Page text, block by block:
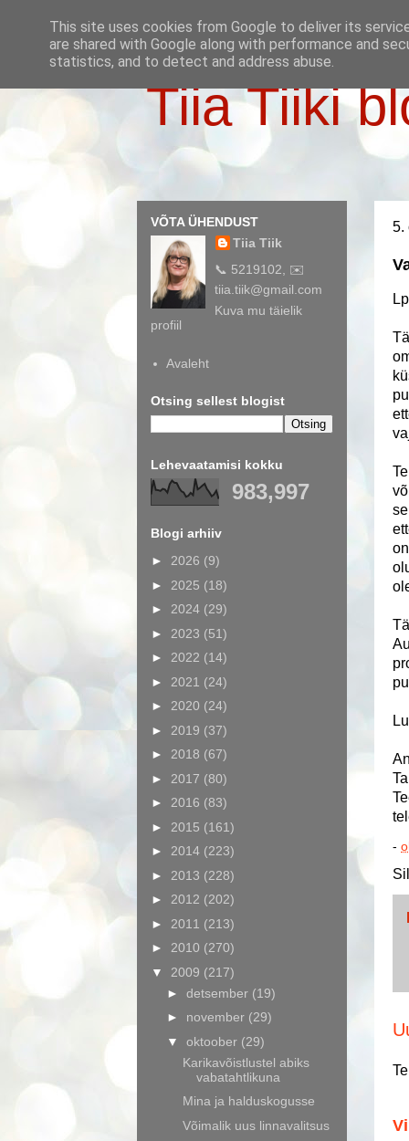
Tiia Tiiki
5.
-
VÕTA ÜHENDUST
Tiia Tiik
📞 5219102, ✉️
tiia.tiik@gmail.com
Kuva mu täielik
profiil
Avaleht
Otsing sellest blogist
Lehevaatamisi kokku
983,997
Blogi arhiiv
► 2026 (9)
► 2025 (18)
► 2024 (29)
► 2023 (51)
► 2022 (14)
► 2021 (24)
► 2020 (24)
► 2019 (37)
► 2018 (67)
► 2017 (80)
► 2016 (83)
► 2015 (161)
► 2014 (223)
► 2013 (228)
► 2012 (202)
► 2011 (213)
► 2010 (270)
▼ 2009 (217)
► detsember (19)
► november (29)
▼ oktoober (29)
Karikavõistlustel abiks
vabatahtlikuna
Mina ja halduskogusse
Võimalik uus linnavalitsus
This site uses cookies from Google to deliver its
are shared with Google along with performance and
statistics, and to detect and address abuse.